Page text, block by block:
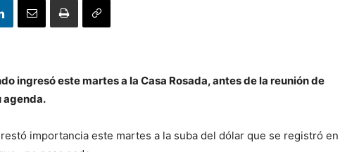
ingresó este martes a la Casa Rosada, antes de la reunión de
agenda.
importancia este martes a la suba del dólar que se registró en